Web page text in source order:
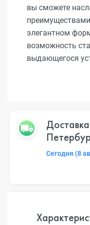
вы сможете
элегантном
возможность
выдающегося
Сегодня (8